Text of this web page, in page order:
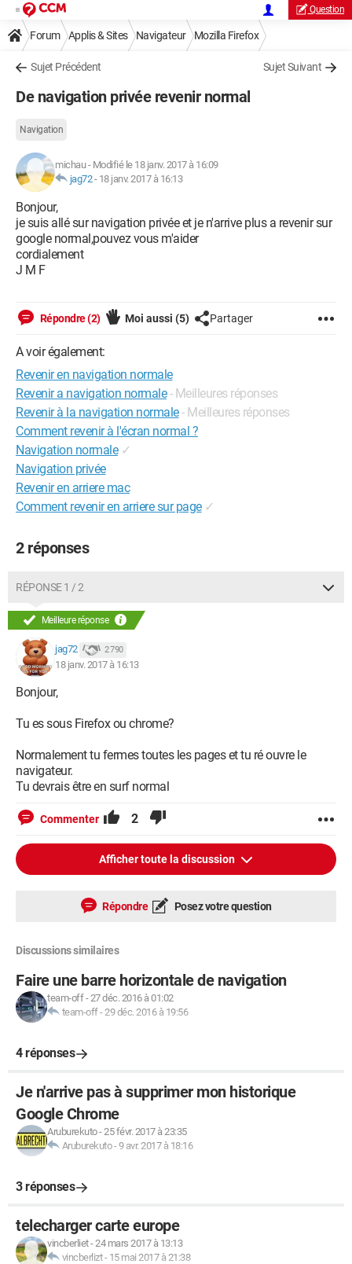
Question
Forum Applis & Sites Navigateur Mozilla Firefox
Sujet Précédent Sujet Suivant
De navigation privée revenir normal
Navigation
michau- Modifié le 18 janv. 2017 à 16:09
jag72- 18 janv. 2017 à 16:13
Bonjour,
je suis allé sur navigation privée et je n'arrive plus a revenir sur
google normal,pouvez vous m'aider
cordialement
J M F
Répondre (2) Moi aussi (5) Partager
A voir également:
Revenir en navigation normale
Revenir a navigation normale - Meilleures réponses
Revenir à la navigation normale- Meilleures réponses
Comment revenir à l'écran normal ?
Navigation normale ✓
Navigation privée
Revenir en arriere mac
Comment revenir en arriere sur page ✓
2 réponses
RÉPONSE 1 / 2
Meilleure réponse
jag72 2 790
18 janv. 2017 à 16:13
Bonjour,
Tu es sous Firefox ou chrome?
Normalement tu fermes toutes les pages et tu ré ouvre le
navigateur.
Tu devrais être en surf normal
Commenter 2
Afficher toute la discussion
Répondre Posez votre question
Discussions similaires
Faire une barre horizontale de navigation
team-off-27 déc. 2016 à 01:02
team-off-29 déc. 2016 à 19:56
4 réponses
Je n'arrive pas à supprimer mon historique
Google Chrome
Aruburekuto-25 févr. 2017 à 23:35
Aruburekuto-9 avr. 2017 à 18:16
3 réponses
telecharger carte europe
vincberliet-24 mars 2017 à 13:13
vincberlizt- 15 mai 2017 à 21:38